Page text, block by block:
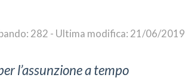
282 - Ultima modifica: 21/06/2019
l’assunzione a tempo